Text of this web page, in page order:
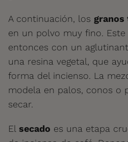
A continuación, los granos
en un polvo muy fino.
entonces con un
una resina vegetal, que
forma del incienso. La
modela en palos, conos o
secar.
El secado es una etapa